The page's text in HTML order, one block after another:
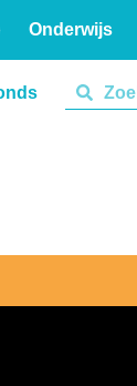
Onderwijs